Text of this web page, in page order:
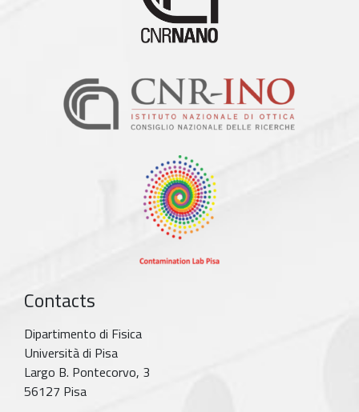
Contacts
Dipartimento di Fisica
Università di Pisa
Largo B. Pontecorvo, 3
56127 Pisa